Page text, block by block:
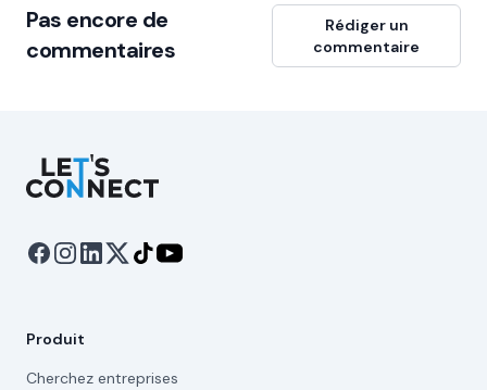
Pas encore de
commentaires
Rédiger un
commentaire
Let's Connect
Produit
Cherchez entreprises